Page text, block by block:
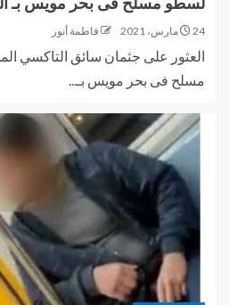
24 مارس، 2021 فاطمة أنور
العثور على جثمان سائق التاكسي
مسلح فى بحر مويس بـ...